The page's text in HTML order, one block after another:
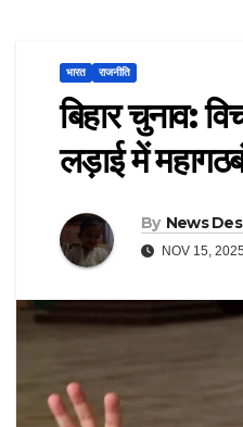
भारत राजनीति
बिहार चुनाव:
लड़ाई में
By News
NOV 15, 2025